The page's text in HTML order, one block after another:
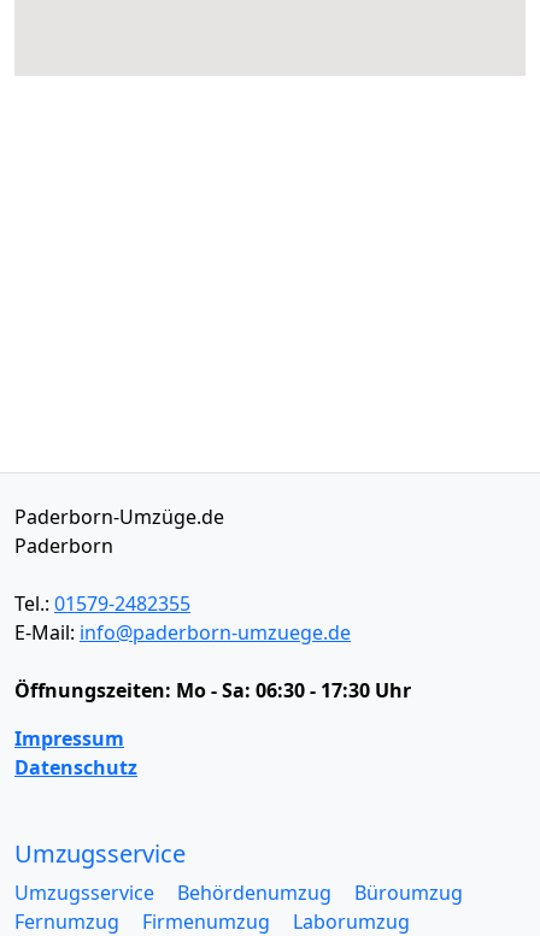
Paderborn-Umzüge.de
Paderborn
Tel.: 01579-2482355
E-Mail: info@paderborn-umzuege.de
Öffnungszeiten: Mo - Sa: 06:30 - 17:30 Uhr
Impressum
Datenschutz
Umzugsservice
Umzugsservice Behördenumzug
Büroumzug
Fernumzug
Firmenumzug
Laborumzug